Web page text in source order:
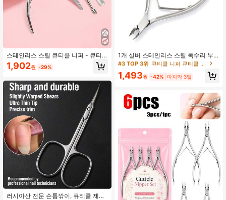
스테인리스 스틸 큐티클 니퍼 - 큐티
클 레이어 트리머, 매니큐어 큐티클 니
퍼, 큐티클 리무버, 큐티클 푸셔, 네일
티클 푸셔 및 발 관리 도구, 손톱 및 발
톱용 스테인리스 스틸 큐티클 레이어
니퍼 커터 가위, 젤 네일 폴리쉬 리무
버, 전문가용 가정 또는 살롱 매니큐어
세트
1,902원 -29%
러시아산 전문 손톱깎이, 큐티클 제거,
1개 실버 스테인리스 스틸 독수리 부
리 모양 경사형 두꺼운 페디큐어 굳은
살 집게 발톱 정리 가위 여성용 매니큐
어 액세서리
높은 재방문 고객
#3 TOP 3위
큐티클 니퍼 큐티클 케어 도구
높은 재방문 고객
#3 TOP 3위
큐티클 니퍼 큐티클 케어 도구
높은 재방문 고객
#3 TOP 3위
1,493원 -42% 마지막 3일